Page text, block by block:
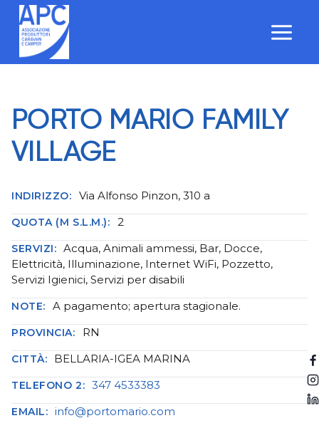
Salta
contenuto
PORTO MARIO FAMILY
VILLAGE
INDIRIZZO: Via Alfonso Pinzon, 310 a
QUOTA (M S.L.M.): 2
SERVIZI: Acqua, Animali ammessi, Bar, Docce,
Elettricità, Illuminazione, Internet WiFi, Pozzetto,
Servizi Igienici, Servizi per disabili
NOTE: A pagamento; apertura stagionale.
PROVINCIA: RN
CITTÀ: BELLARIA-IGEA MARINA
TELEFONO 2: 347 4533383
EMAIL: info@portomario.com